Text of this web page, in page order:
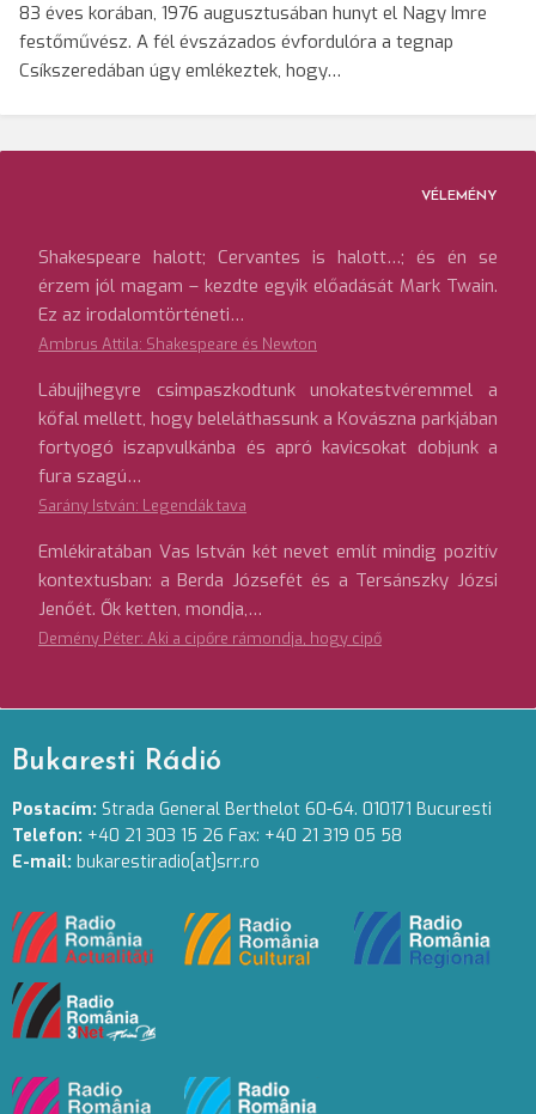
83 éves korában, 1976 augusztusában hunyt el Nagy Imre
festőművész. A fél évszázados évfordulóra a tegnap
Csíkszeredában úgy emlékeztek, hogy…
VÉLEMÉNY
Shakespeare halott; Cervantes is halott…; és én se
érzem jól magam – kezdte egyik előadását Mark Twain.
Ez az irodalomtörténeti…
Ambrus Attila: Shakespeare és Newton
Lábujjhegyre csimpaszkodtunk unokatestvéremmel a
kőfal mellett, hogy beleláthassunk a Kovászna parkjában
fortyogó iszapvulkánba és apró kavicsokat dobjunk a
fura szagú…
Sarány István: Legendák tava
Emlékiratában Vas István két nevet említ mindig pozitív
kontextusban: a Berda Józsefét és a Tersánszky Józsi
Jenőét. Ők ketten, mondja,…
Demény Péter: Aki a cipőre rámondja, hogy cipő
Bukaresti Rádió
Postacím: Strada General Berthelot 60-64. 010171 Bucuresti
Telefon: +40 21 303 15 26 Fax: +40 21 319 05 58
E-mail: bukarestiradio[at]srr.ro